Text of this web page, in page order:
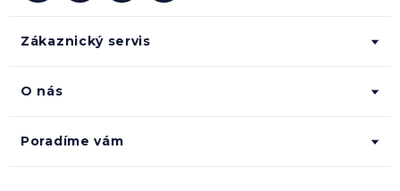
Zákaznický servis
O nás
Poradíme vám